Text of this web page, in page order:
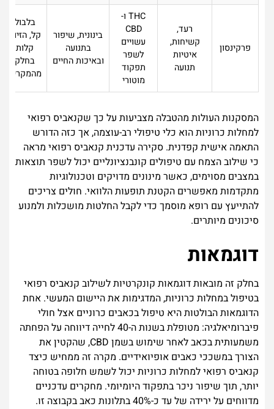
פרקינסון
רעד,
קשיחות,
איטיות
תנועה
THC ו-
CBD
עשויים
לשפר
תפקוד
מוטורי
בינונית, שיפור
בתנועה
ובאיכות החיים
בלבול
קל, הזיות
קלות
בחלק
מהמקרים
המסקנות העולות מהטבלה מצביעות על כך שקנאביס רפואי
למחלות כרוניות הוא כלי טיפולי רב-עוצמה, אך כזה הדורש
התאמה אישית קפדנית. סקירה עדכנית קנאביס רפואי מראה
כי שילוב הצמח עם טיפולים קונבנציונליים יכול לשפר תוצאות
במצבים מסוימים, כאשר מינונים מדויקים וטכנולוגיות
מתקדמות מאפשרים הקטנת תופעות הלוואי. חולים צריכים
להתייעץ עם רופא מוסמך כדי לקבל החלטות מושכלות ולמנוע
סיכונים מיותרים.
דוגמאות
בחלק זה מובאות דוגמאות קונקרטיות לשילוב קנאביס רפואי
בטיפול במחלות כרוניות, המדגימות את היישום המעשי. אחת
הדוגמאות הבולטות היא טיפול בכאבים כרוניים אצל חולי
פיברומיאלגיה: מטופלת בשנות ה-40 לחייה דיווחה על הפחתה
משמעותית בכאב לאחר שימוש בשמן CBD, שהקטין את
הצורך במשככי כאבים אופיואידיים. מקרה זה ממחיש כיצד
קנאביס רפואי למחלות כרוניות יכול לשמש חלופה בטוחה
יותר, תוך שיפור ניכר בתפקוד היומיומי. מחקרים עדכניים
מדווחים על ירידה של עד כ-40% בתלונות כאב בקבוצה זו.